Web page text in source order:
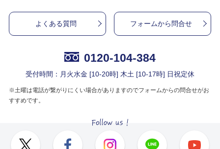
よくある質問 フォームから問合せ
0120-104-384
受付時間：月火水金 [10-20時] 木土 [10-17時] 日祝定休
※土曜は電話が繋がりにくい場合がありますのでフォームからの問合せがお
すすめです。